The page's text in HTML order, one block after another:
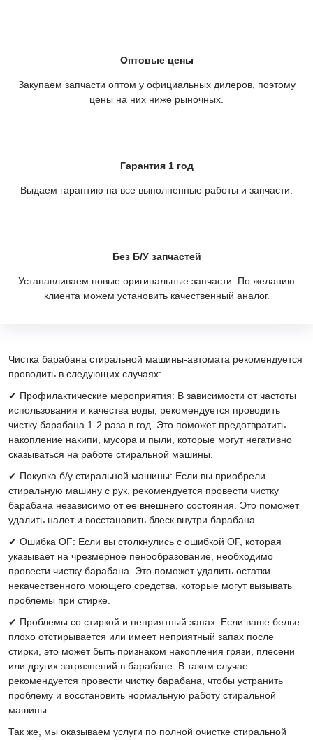
Оптовые цены
Закупаем запчасти оптом у официальных дилеров, поэтому
цены на них ниже рыночных.
Гарантия 1 год
Выдаем гарантию на все выполненные работы и запчасти.
Без Б/У запчастей
Устанавливаем новые оригинальные запчасти. По желанию
клиента можем установить качественный аналог.
Чистка барабана стиральной машины-автомата рекомендуется
проводить в следующих случаях:
✔ Профилактические мероприятия: В зависимости от частоты
использования и качества воды, рекомендуется проводить
чистку барабана 1-2 раза в год. Это поможет предотвратить
накопление накипи, мусора и пыли, которые могут негативно
сказываться на работе стиральной машины.
✔ Покупка б/у стиральной машины: Если вы приобрели
стиральную машину с рук, рекомендуется провести чистку
барабана независимо от ее внешнего состояния. Это поможет
удалить налет и восстановить блеск внутри барабана.
✔ Ошибка OF: Если вы столкнулись с ошибкой OF, которая
указывает на чрезмерное пенообразование, необходимо
провести чистку барабана. Это поможет удалить остатки
некачественного моющего средства, которые могут вызывать
проблемы при стирке.
✔ Проблемы со стиркой и неприятный запах: Если ваше белье
плохо отстирывается или имеет неприятный запах после
стирки, это может быть признаком накопления грязи, плесени
или других загрязнений в барабане. В таком случае
рекомендуется провести чистку барабана, чтобы устранить
проблему и восстановить нормальную работу стиральной
машины.
Так же, мы оказываем услуги по полной очистке стиральной